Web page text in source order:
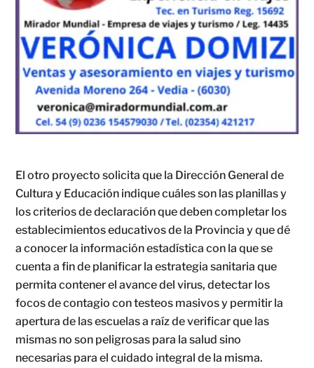
El otro proyecto solicita que la Dirección General de
Cultura y Educación indique cuáles son las planillas y
los criterios de declaración que deben completar los
establecimientos educativos de la Provincia y que dé
a conocer la información estadística con la que se
cuenta a fin de planificar la estrategia sanitaria que
permita contener el avance del virus, detectar los
focos de contagio con testeos masivos y permitir la
apertura de las escuelas a raíz de verificar que las
mismas no son peligrosas para la salud sino
necesarias para el cuidado integral de la misma.